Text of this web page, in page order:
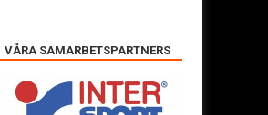
VÅRA SAMARBETSPARTNERS